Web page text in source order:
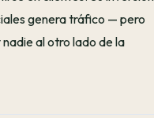
genera tráfico — pero
al otro lado de la